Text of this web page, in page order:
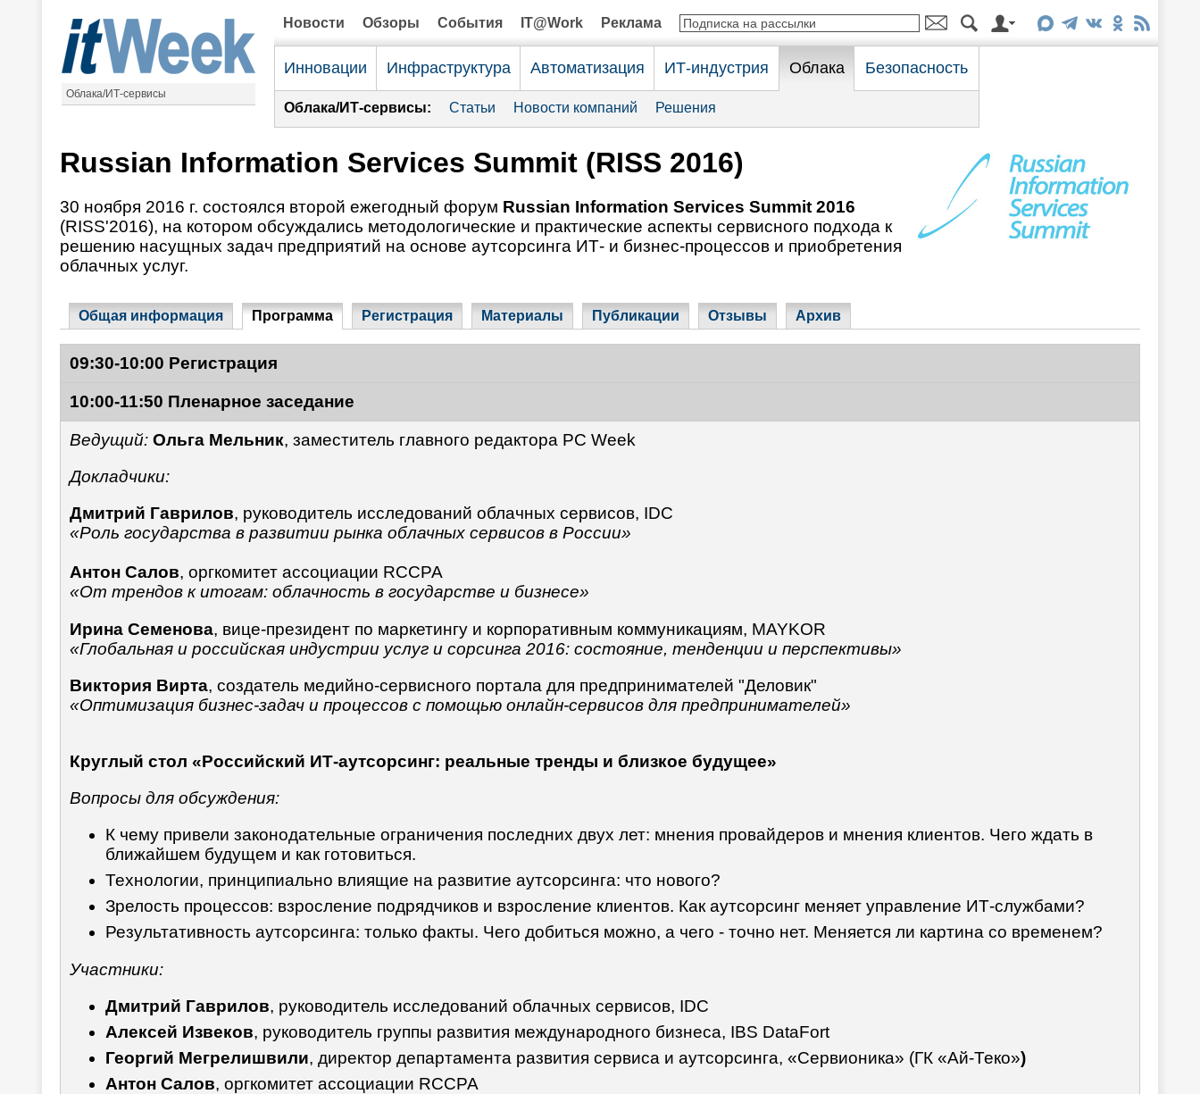
Облака/ИТ-сервисы
Новости Обзоры События IT@Work Реклама
Инновации Инфраструктура Автоматизация ИТ-индустрия Облака Безопасность
Облака/ИТ-сервисы: Статьи Новости компаний Решения
Russian Information Services Summit (RISS 2016)
30 ноября 2016 г. состоялся второй ежегодный форум Russian Information Services Summit 2016
(RISS'2016), на котором обсуждались методологические и практические аспекты сервисного подхода к
решению насущных задач предприятий на основе аутсорсинга ИТ- и бизнес-процессов и приобретения
облачных услуг.
Общая информация Программа Регистрация Материалы Публикации Отзывы Архив
09:30-10:00 Регистрация
10:00-11:50 Пленарное заседание
Ведущий: Ольга Мельник, заместитель главного редактора PC Week
Докладчики:
Дмитрий Гаврилов, руководитель исследований облачных сервисов, IDC
«Роль государства в развитии рынка облачных сервисов в России»
Антон Салов, оргкомитет ассоциации RCCPA
«От трендов к итогам: облачность в государстве и бизнесе»
Ирина Семенова, вице-президент по маркетингу и корпоративным коммуникациям, MAYKOR
«Глобальная и российская индустрии услуг и сорсинга 2016: состояние, тенденции и перспективы»
Виктория Вирта, создатель медийно-сервисного портала для предпринимателей "Деловик"
«Оптимизация бизнес-задач и процессов с помощью онлайн-сервисов для предпринимателей»
Круглый стол «Российский ИТ-аутсорсинг: реальные тренды и близкое будущее»
Вопросы для обсуждения:
К чему привели законодательные ограничения последних двух лет: мнения провайдеров и мнения клиентов. Чего ждать в
ближайшем будущем и как готовиться.
Технологии, принципиально влиящие на развитие аутсорсинга: что нового?
Зрелость процессов: взросление подрядчиков и взросление клиентов. Как аутсорсинг меняет управление ИТ-службами?
Результативность аутсорсинга: только факты. Чего добиться можно, а чего - точно нет. Меняется ли картина со временем?
Участники:
Дмитрий Гаврилов, руководитель исследований облачных сервисов, IDC
Алексей Извеков, руководитель группы развития международного бизнеса, IBS DataFort
Георгий Мегрелишвили, директор департамента развития сервиса и аутсорсинга, «Сервионика» (ГК «Ай-Теко»)
Антон Салов, оргкомитет ассоциации RCCPA